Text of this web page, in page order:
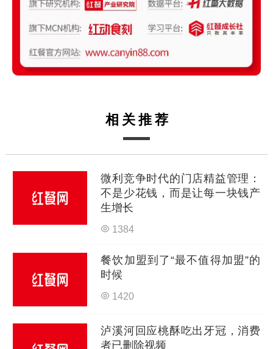
相关推荐
微利竞争时代的门店精益管理：
不是少花钱，而是让每一块钱产
生增长
1384
餐饮加盟到了“最不值得加盟”的
时候
1420
泸溪河回应桃酥吃出牙冠，消费
者已删除视频